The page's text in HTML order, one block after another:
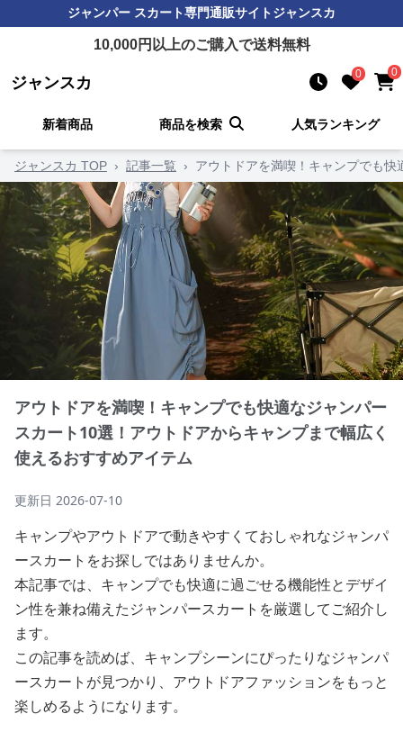
ジャンパー スカート専門通販サイトジャンスカ
10,000円以上のご購入で送料無料
ジャンスカ 0 0
新着商品 商品を検索 人気ランキング
ジャンスカ TOP › 記事一覧 › アウトドアを満喫！キャンプでも
アウトドアを満喫！キャンプでも快適なジャンパー
スカート10選！アウトドアからキャンプまで幅広く
使えるおすすめアイテム
更新日 2026-07-10
キャンプやアウトドアで動きやすくておしゃれなジャンパ
ースカートをお探しではありませんか。
本記事では、キャンプでも快適に過ごせる機能性とデザイ
ン性を兼ね備えたジャンパースカートを厳選してご紹介し
ます。
この記事を読めば、キャンプシーンにぴったりなジャンパ
ースカートが見つかり、アウトドアファッションをもっと
楽しめるようになります。